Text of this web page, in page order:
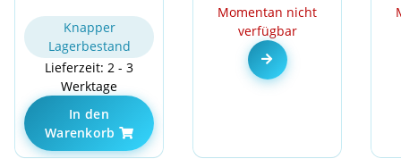
Knapper
Lagerbestand
Lieferzeit: 2 - 3
Werktage
In den
Warenkorb
Momentan nicht
verfügbar
Zum Artikel